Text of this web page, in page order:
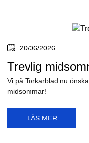
20/06/2026
Trevlig
Vi på Torkarblad.nu
midsommar!
LÄS MER